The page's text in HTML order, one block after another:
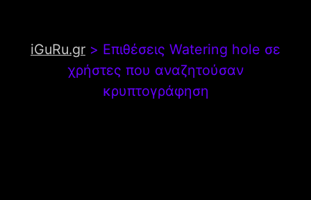
iGuRu.gr > Επιθέσεις Watering hole σε
χρήστες που αναζητούσαν
κρυπτογράφηση